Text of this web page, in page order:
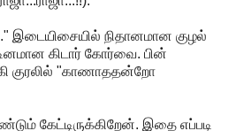
இடையிசையில் நிதானமான குழல்
கிடார் கோர்வை. பின்
குரலில் "காணாததன்றோ
கேட்டிருக்கிறேன். இதை எப்படி